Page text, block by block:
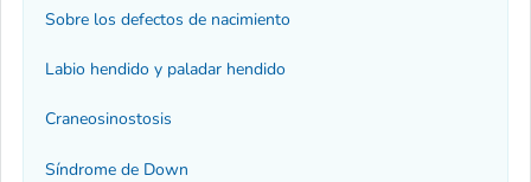
Sobre los defectos de nacimiento
Labio hendido y paladar hendido
Craneosinostosis
Síndrome de Down